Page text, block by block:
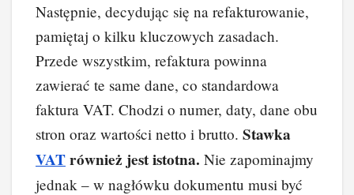
Następnie, decydując się na refakturowanie,
pamiętaj o kilku kluczowych zasadach.
Przede wszystkim, refaktura powinna
zawierać te same dane, co standardowa
faktura VAT. Chodzi o numer, daty, dane obu
stron oraz wartości netto i brutto. Stawka
VATrównież jest istotna. Nie zapominajmy
jednak – w nagłówku dokumentu musi być